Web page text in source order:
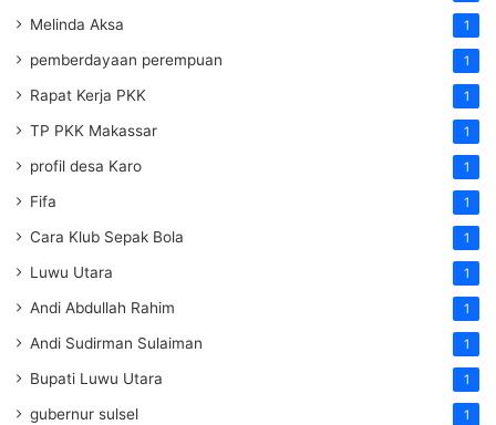
Melinda Aksa 1
pemberdayaan perempuan 1
Rapat Kerja PKK 1
TP PKK Makassar 1
profil desa Karo 1
Fifa 1
Cara Klub Sepak Bola 1
Luwu Utara 1
Andi Abdullah Rahim 1
Andi Sudirman Sulaiman 1
Bupati Luwu Utara 1
gubernur sulsel 1